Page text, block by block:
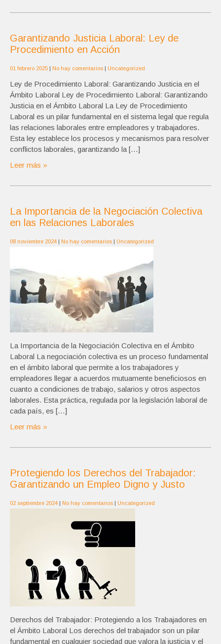
Garantizando Justicia Laboral: Ley de
Procedimiento en Acción
01 febrero 2025 | No hay comentarios | Uncategorized
Ley de Procedimiento Laboral: Garantizando Justicia en el
Ámbito Laboral Ley de Procedimiento Laboral: Garantizando
Justicia en el Ámbito Laboral La Ley de Procedimiento
Laboral es un pilar fundamental en el sistema legal que regula
las relaciones laborales entre empleadores y trabajadores.
Esta ley establece los procesos y mecanismos para resolver
conflictos laborales, garantizando la […]
Leer más »
La Importancia de la Negociación Colectiva
en las Relaciones Laborales
08 noviembre 2024 | No hay comentarios | Uncategorized
La Importancia de la Negociación Colectiva en el Ámbito
Laboral La negociación colectiva es un proceso fundamental
en el ámbito laboral que permite a los trabajadores y
empleadores llegar a acuerdos mutuamente beneficiosos en
cuanto a condiciones de trabajo, salarios y otros aspectos
laborales. Esta práctica, regulada por la legislación laboral de
cada país, es […]
Leer más »
Protegiendo los Derechos del Trabajador:
Garantizando un Empleo Digno y Justo
02 septiembre 2024 | No hay comentarios | Uncategorized
Derechos del Trabajador: Protegiendo a los Trabajadores en
el Ámbito Laboral Los derechos del trabajador son un pilar
fundamental en cualquier sociedad que valora la justicia y el